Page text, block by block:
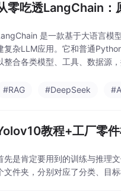
零吃透LangChain：
是一款基于大语言模
复杂LLM应用。它和普通
整合各类模型、工具、数据源
#RAG
#DeepSeek
教程+工厂零
先是肯定要用到的训练与推理
文件夹，分别对应了分类、目